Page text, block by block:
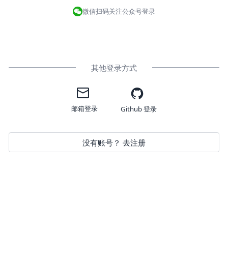
微信扫码关注公众号登录
其他登录方式
邮箱登录 Github 登录
没有账号？ 去注册